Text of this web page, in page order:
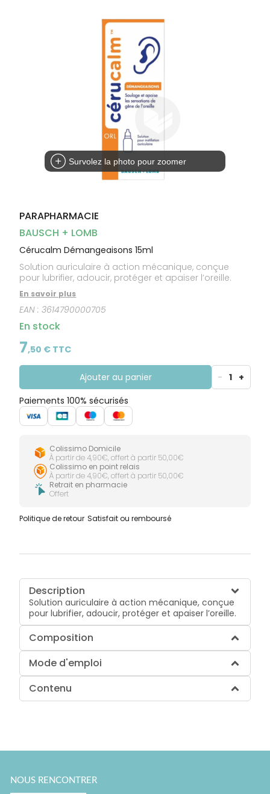
Survolez la photo pour zoomer
PARAPHARMACIE
BAUSCH + LOMB
Cérucalm Démangeaisons 15ml
Solution auriculaire à action mécanique, conçue
pour lubrifier, adoucir, protéger et apaiser l’oreille.
En savoir plus
EAN :3614790000705
En stock
7,50 € TTC
Ajouter au panier - 1 +
Paiements 100% sécurisés
Colissimo Domicile
À partir de 4,90€, offert à partir 50,00€
Colissimo en point relais
À partir de 4,90€, offert à partir 50,00€
Retrait en pharmacie
Offert
Politique de retour Satisfait ou remboursé
Description
Solution auriculaire à action mécanique, conçue
pour lubrifier, adoucir, protéger et apaiser l’oreille.
Composition
Mode d'emploi
Contenu
NOUS RENCONTRER